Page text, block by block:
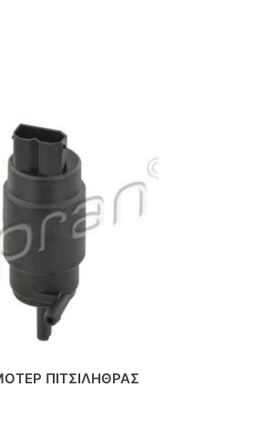
ΠΙΤΣΙΛΗΘΡΑΣ